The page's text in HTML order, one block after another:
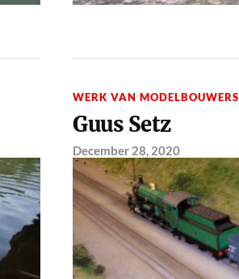
WERK VAN MODELBOUWERS
Guus Setz
December 28, 2020